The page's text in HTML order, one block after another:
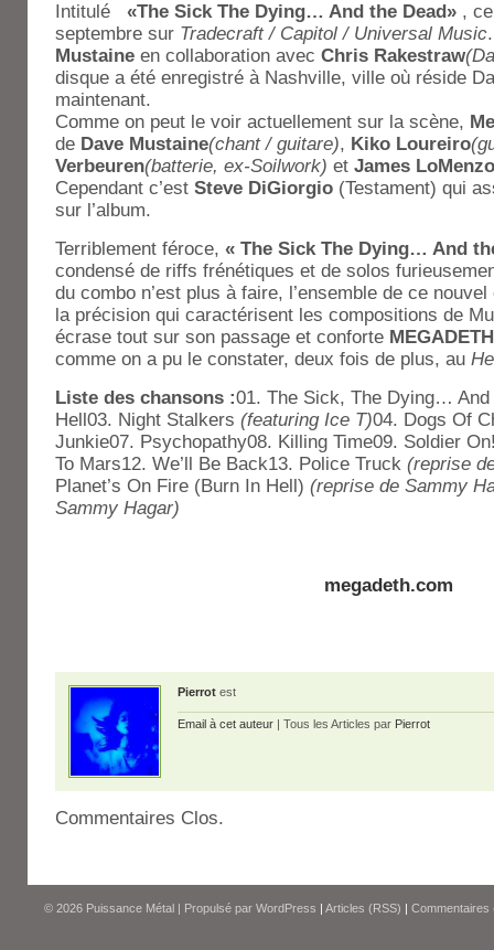
Intitulé «The Sick The Dying… And the Dead» ,
septembre sur Tradecraft / Capitol / Universal Music
Mustaine en collaboration avec Chris Rakestraw(
disque a été enregistré à Nashville, ville où réside
maintenant.
Comme on peut le voir actuellement sur la scène,
de Dave Mustaine(chant / guitare), Kiko Loureiro
Verbeuren(batterie, ex-Soilwork) et James LoMenzo
Cependant c’est Steve DiGiorgio (Testament) qui
sur l’album.
Terriblement féroce, « The Sick The Dying… And
condensé de riffs frénétiques et de solos
du combo n’est plus à faire, l’ensemble de ce
la précision qui caractérisent les compositions de
écrase tout sur son passage et conforte MEGADETH
comme on a pu le constater, deux fois de plus, au
Liste des chansons :01. The Sick, The Dying… And
Hell03. Night Stalkers (featuring Ice T)04. Dogs Of
Junkie07. Psychopathy08. Killing Time09. Soldier
To Mars12. We’ll Be Back13. Police Truck (reprise
Planet’s On Fire (Burn In Hell) (reprise de Sammy
Sammy Hagar)
megadeth.com
Pierrot est
Email à cet auteur | Tous les Articles par Pierrot
Commentaires Clos.
© 2026 Puissance Métal | Propulsé par WordPress | Articles (RSS) | Commentaires